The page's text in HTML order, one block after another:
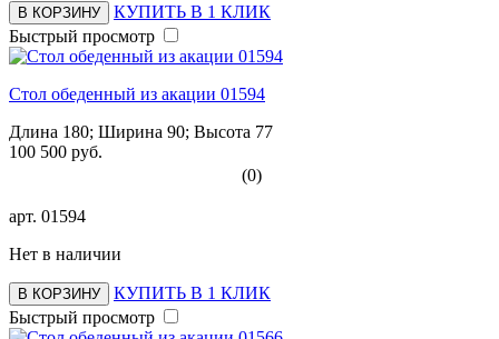
В КОРЗИНУ
КУПИТЬ В 1 КЛИК
Быстрый просмотр
Стол обеденный из акации 01594
Длина 180; Ширина 90; Высота 77
100 500 руб.
(0)
арт. 01594
Нет в наличии
В КОРЗИНУ
КУПИТЬ В 1 КЛИК
Быстрый просмотр